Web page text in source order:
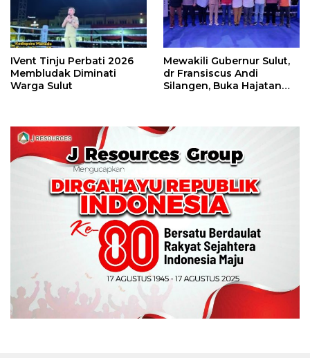
IVent Tinju Perbati 2026
Membludak Diminati
Warga Sulut
Mewakili Gubernur Sulut,
dr Fransiscus Andi
Silangen, Buka Hajatan